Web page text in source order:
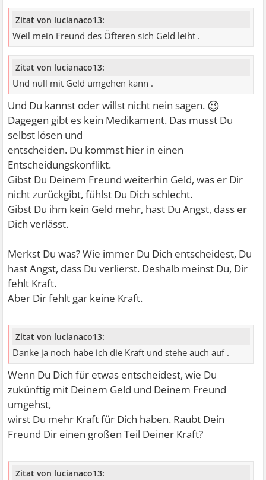
Zitat von lucianaco13:
Weil mein Freund des Öfteren sich Geld leiht .
Zitat von lucianaco13:
Und null mit Geld umgehen kann .
Und Du kannst oder willst nicht nein sagen. 😉
Dagegen gibt es kein Medikament. Das musst Du
selbst lösen und
entscheiden. Du kommst hier in einen
Entscheidungskonflikt.
Gibst Du Deinem Freund weiterhin Geld, was er Dir
nicht zurückgibt, fühlst Du Dich schlecht.
Gibst Du ihm kein Geld mehr, hast Du Angst, dass er
Dich verlässt.
Merkst Du was? Wie immer Du Dich entscheidest, Du
hast Angst, dass Du verlierst. Deshalb meinst Du, Dir
fehlt Kraft.
Aber Dir fehlt gar keine Kraft.
Zitat von lucianaco13:
Danke ja noch habe ich die Kraft und stehe auch auf .
Wenn Du Dich für etwas entscheidest, wie Du
zukünftig mit Deinem Geld und Deinem Freund
umgehst,
wirst Du mehr Kraft für Dich haben. Raubt Dein
Freund Dir einen großen Teil Deiner Kraft?
Zitat von lucianaco13: